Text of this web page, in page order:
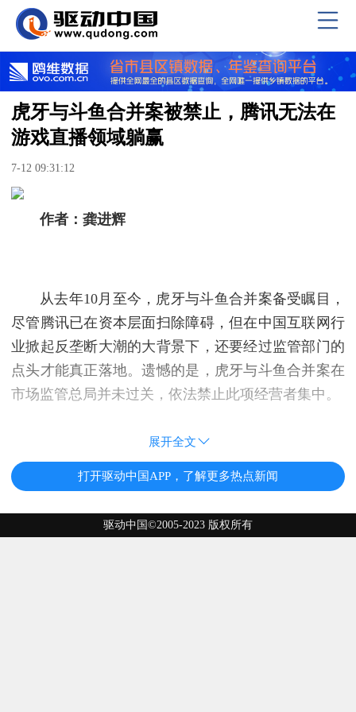
虎牙与斗鱼合并案被禁止，腾讯无法在
游戏直播领域躺赢
7-12 09:31:12
作者：龚进辉
从去年10月至今，虎牙与斗鱼合并案备受瞩目，
尽管腾讯已在资本层面扫除障碍，但在中国互联网行
业掀起反垄断大潮的大背景下，还要经过监管部门的
点头才能真正落地。遗憾的是，虎牙与斗鱼合并案在
市场监管总局并未过关，依法禁止此项经营者集中。
展开全文
打开驱动中国APP，了解更多热点新闻
驱动中国©2005-2023 版权所有